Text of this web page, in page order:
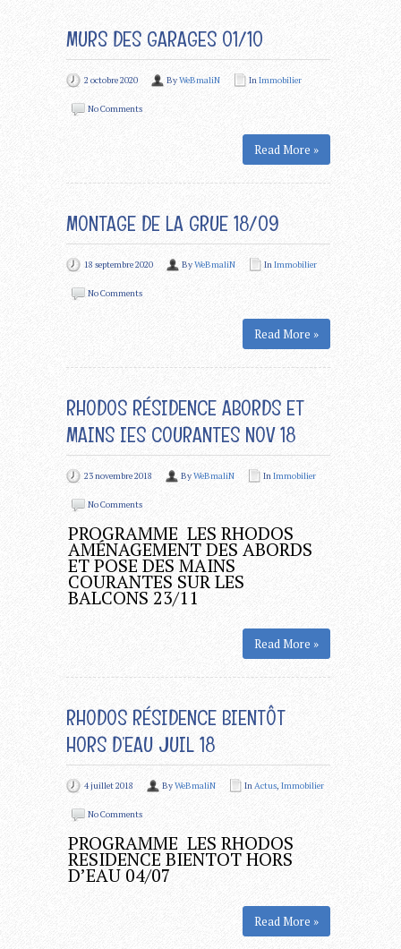
MURS DES GARAGES 01/10
2 octobre 2020 ByWeBmaliN InImmobilier
No Comments
Read More »
MONTAGE DE LA GRUE 18/09
18 septembre 2020 ByWeBmaliN InImmobilier
No Comments
Read More »
RHODOS RÉSIDENCE ABORDS ET
MAINS IES COURANTES NOV 18
23 novembre 2018 ByWeBmaliN InImmobilier
No Comments
PROGRAMME LES RHODOS
AMÉNAGEMENT DES ABORDS
ET POSE DES MAINS
COURANTES SUR LES
BALCONS 23/11
Read More »
RHODOS RÉSIDENCE BIENTÔT
HORS D’EAU JUIL 18
4 juillet 2018 ByWeBmaliN InActus, Immobilier
No Comments
PROGRAMME LES RHODOS
RESIDENCE BIENTOT HORS
D’EAU 04/07
Read More »